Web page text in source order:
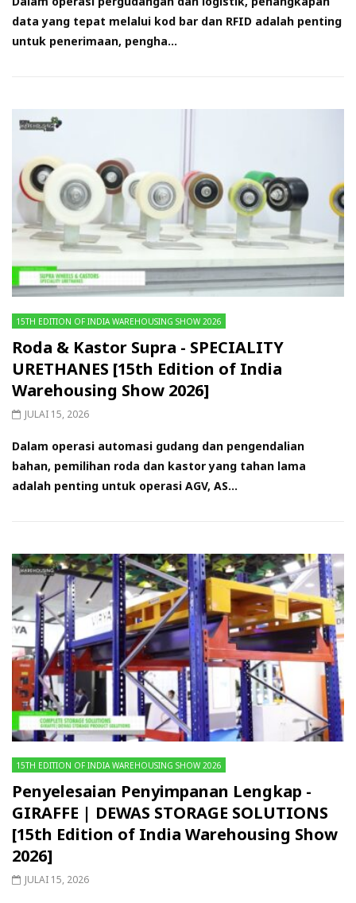
data yang tepat melalui kod bar dan RFID adalah penting
untuk penerimaan, pengha...
15TH EDITION OF INDIA WAREHOUSING SHOW 2026
Roda & Kastor Supra - SPECIALITY
URETHANES [15th Edition of India
Warehousing Show 2026]
JULAI 15, 2026
Dalam operasi automasi gudang dan pengendalian
bahan, pemilihan roda dan kastor yang tahan lama
adalah penting untuk operasi AGV, AS...
15TH EDITION OF INDIA WAREHOUSING SHOW 2026
Penyelesaian Penyimpanan Lengkap -
GIRAFFE | DEWAS STORAGE SOLUTIONS
[15th Edition of India Warehousing Show
2026]
JULAI 15, 2026